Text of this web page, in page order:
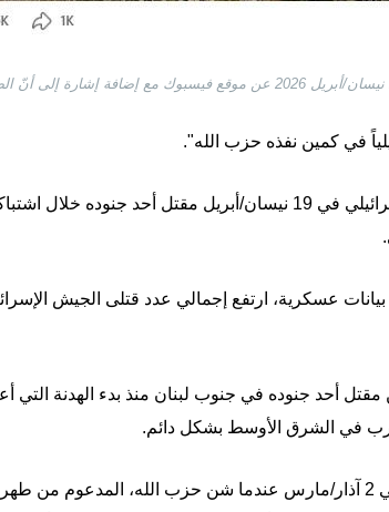
ويأتي انتشار الصورة في ظلّ إعلان الجيش الإسرائيلي في 19 نيسان/
عسكرية، ارتفع إجمالي عدد قتلى الجيش
أحد جنوده في جنوب لبنان منذ بدء الهدنة التي
وكانت جولة القتال الأخيرة في لبنان قد بدأت في 2 آذار/مارس عندما شن